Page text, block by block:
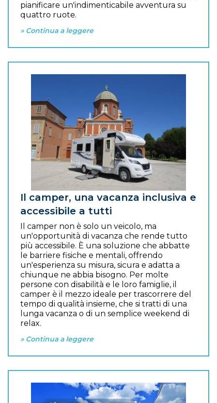
pianificare un'indimenticabile avventura su
quattro ruote.
» Continua a leggere
Il camper, una vacanza inclusiva e
accessibile a tutti
Il camper non è solo un veicolo, ma
un'opportunità di vacanza che rende tutto
più accessibile. È una soluzione che abbatte
le barriere fisiche e mentali, offrendo
un'esperienza su misura, sicura e adatta a
chiunque ne abbia bisogno. Per molte
persone con disabilità e le loro famiglie, il
camper è il mezzo ideale per trascorrere del
tempo di qualità insieme, che si tratti di una
lunga vacanza o di un semplice weekend di
relax.
» Continua a leggere